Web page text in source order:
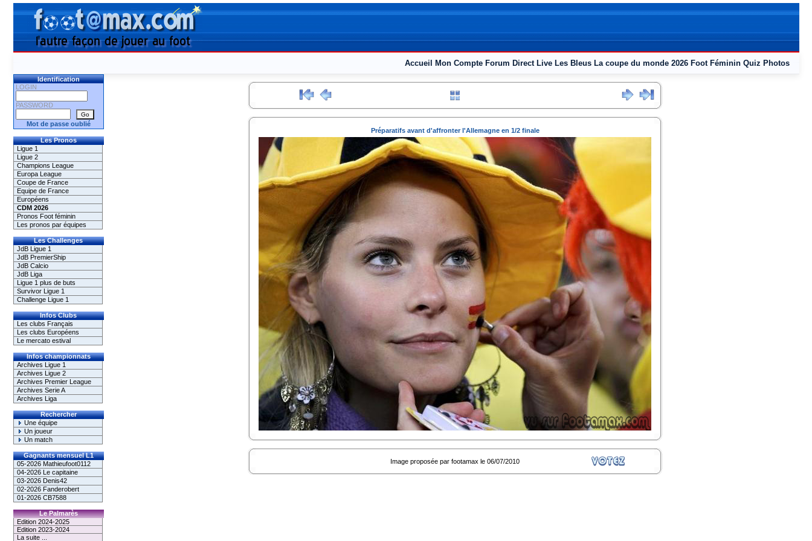
Accueil Mon Compte Forum Direct Live Les Bleus La coupe du monde 2026 Foot Féminin Quiz Photos
Identification
LOGIN
PASSWORD
Mot de passe oublié
Les Pronos
Ligue 1
Ligue 2
Champions League
Europa League
Coupe de France
Equipe de France
Européens
CDM 2026
Pronos Foot féminin
Les pronos par équipes
Les Challenges
JdB Ligue 1
JdB PremierShip
JdB Calcio
JdB Liga
Ligue 1 plus de buts
Survivor Ligue 1
Challenge Ligue 1
Infos Clubs
Les clubs Français
Les clubs Européens
Le mercato estival
Infos championnats
Archives Ligue 1
Archives Ligue 2
Archives Premier League
Archives Serie A
Archives Liga
Rechercher
Une équipe
Un joueur
Un match
Gagnants mensuel L1
05-2026 Mathieufoot0112
04-2026 Le capitaine
03-2026 Denis42
02-2026 Fanderobert
01-2026 CB7588
Le Palmarès
Edition 2024-2025
Edition 2023-2024
La suite ...
Préparatifs avant d'affronter l'Allemagne en 1/2 finale
Image proposée par footamax le 06/07/2010